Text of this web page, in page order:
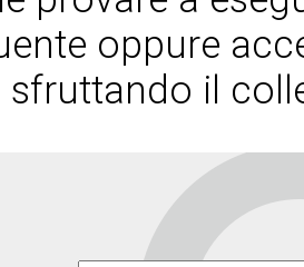
oppure
sfruttando il